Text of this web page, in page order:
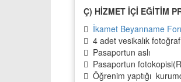
Ç) HİZMET İÇİ EĞİTİM
 İkamet Beyanname
 4 adet vesikalık fotoğraf
 Pasaportun aslı
 Pasaportun
 Öğrenim yaptığı